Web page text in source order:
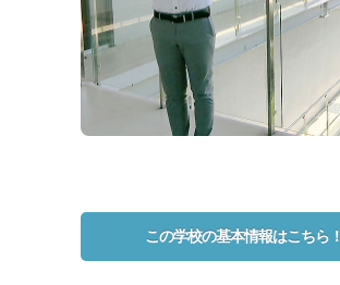
この学校の基本情報はこちら！